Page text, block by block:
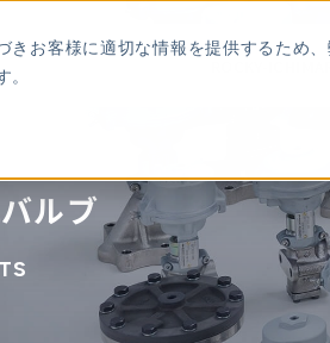
きお客様に適切な情報を提供するため、
ルブ